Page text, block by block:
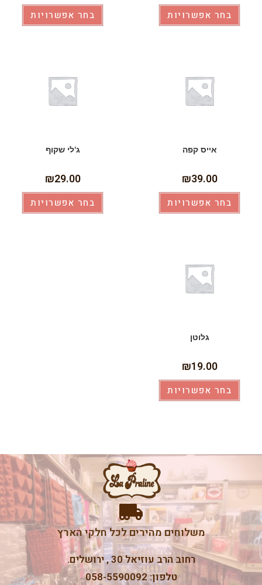
בחר אפשרויות בחר אפשרויות
אייס קפה
₪39.00
בחר אפשרויות
ג'לי שקוף
₪29.00
בחר אפשרויות
גלוטן
₪19.00
בחר אפשרויות
משלוחים מהירים לכל חלקי הארץ
רחוב הרב עוזיאל 30 , ירושלים.
טלפון: 058-5590092